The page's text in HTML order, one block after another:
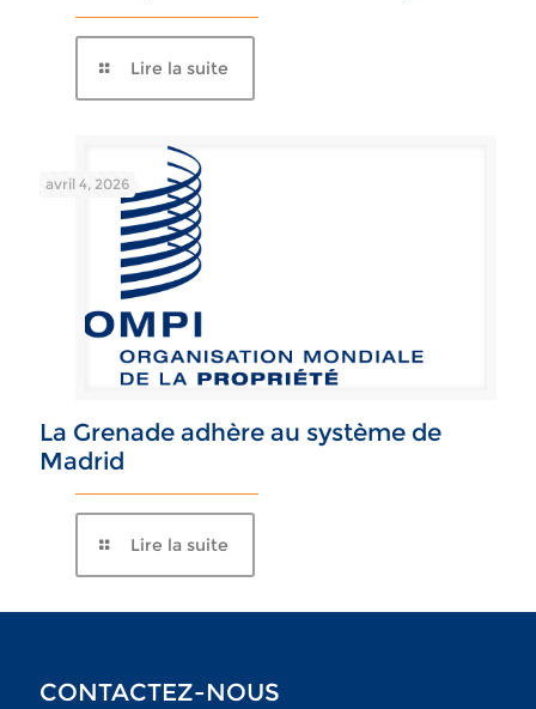
Lire la suite
avril 4, 2026
La Grenade adhère au système de
Madrid
Lire la suite
CONTACTEZ-NOUS